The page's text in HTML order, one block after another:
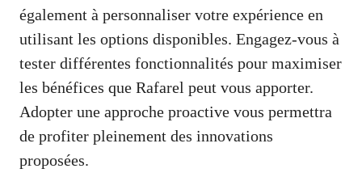
également à personnaliser votre expérience en
utilisant les options disponibles. Engagez-vous à
tester différentes fonctionnalités pour maximiser
les bénéfices que Rafarel peut vous apporter.
Adopter une approche proactive vous permettra
de profiter pleinement des innovations
proposées.